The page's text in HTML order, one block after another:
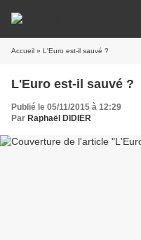
Accueil » L'Euro est-il sauvé ?
L'Euro est-il sauvé ?
Publié le 05/11/2015 à 12:29
Par Raphaël DIDIER